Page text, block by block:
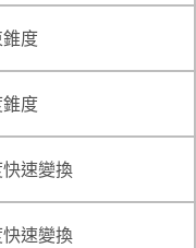
度
度
速變換
速變換